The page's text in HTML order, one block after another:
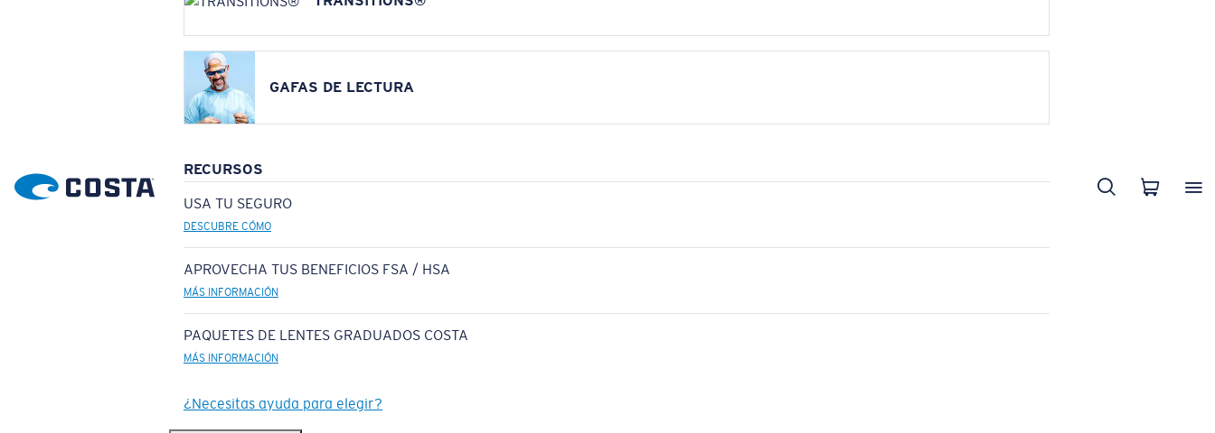
GAFAS DE LECTURA
RECURSOS
USA TU SEGURO
DESCUBRE CÓMO
APROVECHA TUS BENEFICIOS FSA / HSA
MÁS INFORMACIÓN
PAQUETES DE LENTES GRADUADOS COSTA
MÁS INFORMACIÓN
¿Necesitas ayuda para elegir?